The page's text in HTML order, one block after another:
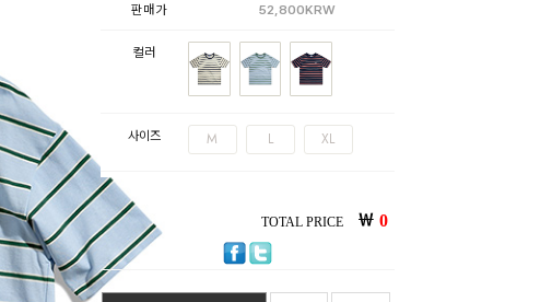
판매가
52,800KRW
컬러
사이즈 M L XL
TOTAL PRICE ￦ 0